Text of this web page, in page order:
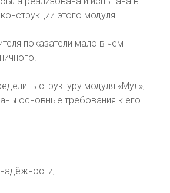
этого модуля.
показатели мало в чём
структуру модуля «Мул»,
основные требования к его